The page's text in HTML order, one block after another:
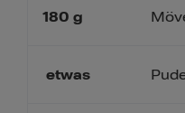
180 g
etwas